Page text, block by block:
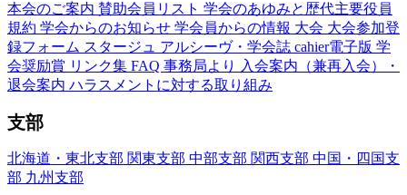
本会のご案内 賛助会員リスト 学会のあゆみと歴代主要役員
規約 学会からのお知らせ 学会員からの情報 大会 大会参加登
録フォーム スタージュ アルシーヴ・学会誌 cahier電子版 学
会奨励賞 リンク集 FAQ 事務局より
入会案内（兼再入会）・
退会案内 ハラスメントに対する取り組み
支部
北海道・東北支部 関東支部 中部支部 関西支部 中国・四国支
部 九州支部